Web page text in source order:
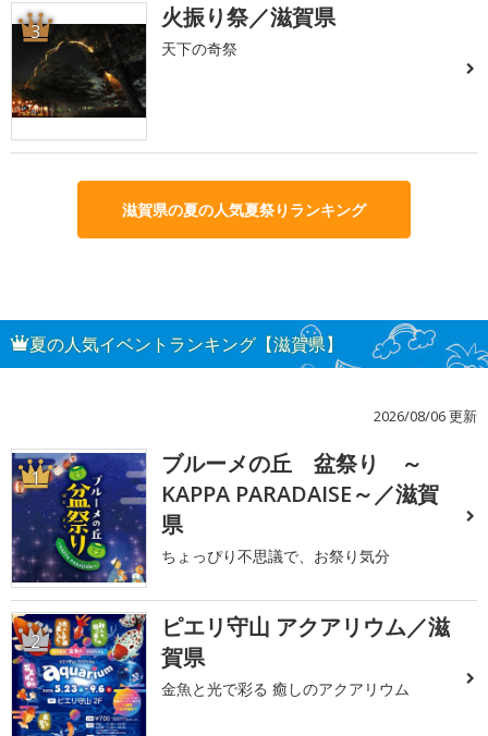
3 火振り祭／滋賀県
天下の奇祭
滋賀県の夏の人気夏祭りランキング
夏の人気イベントランキング【滋賀県】
2026/08/06 更新
1
ブルーメの丘 盆祭り ～
KAPPA PARADAISE～／滋賀
県
ちょっぴり不思議で、お祭り気分
2
ピエリ守山 アクアリウム／滋
賀県
金魚と光で彩る 癒しのアクアリウム